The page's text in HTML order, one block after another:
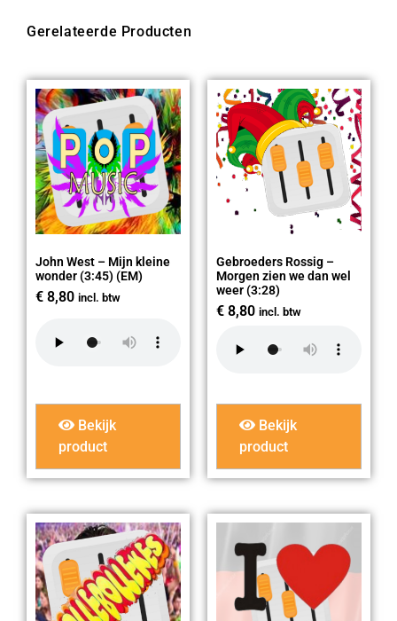
Gerelateerde Producten
John West – Mijn kleine
wonder (3:45) (EM)
€ 8,80 incl. btw
Bekijk
product
Gebroeders Rossig –
Morgen zien we dan wel
weer (3:28)
€ 8,80 incl. btw
Bekijk
product